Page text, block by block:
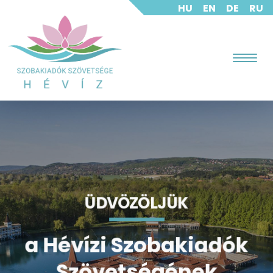
HU EN DE RU
ÜDVÖZÖLJÜK
a Hévízi Szobakiadók
ÜDVÖZÖLJÜK
a Hévízi Szobakiadók
ÜDVÖZÖLJÜK
a Hévízi Szobakiadók
ÜDVÖZÖLJÜK
a Hévízi Szobakiadók